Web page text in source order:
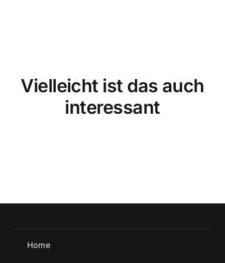
Vielleicht ist das auch
interessant
Home